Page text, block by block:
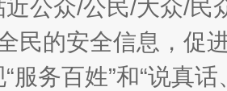
近公众/公民/大众/民
民的安全信息，促
服务百姓”和“说真